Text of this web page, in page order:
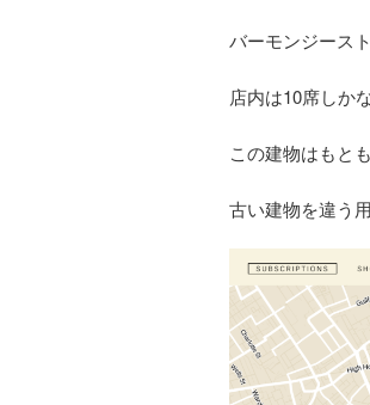
バーモンジース
店内は10席しか
この建物はもと
古い建物を違う